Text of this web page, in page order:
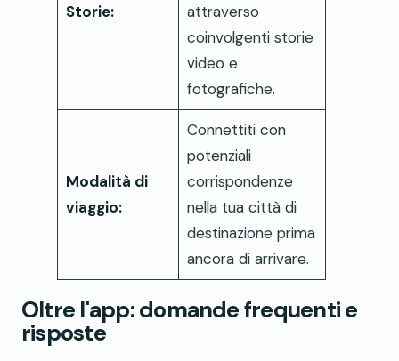
Storie:
attraverso
coinvolgenti storie
video e
fotografiche.
Modalità di
viaggio:
Connettiti con
potenziali
corrispondenze
nella tua città di
destinazione prima
ancora di arrivare.
Oltre l'app: domande frequenti e
risposte